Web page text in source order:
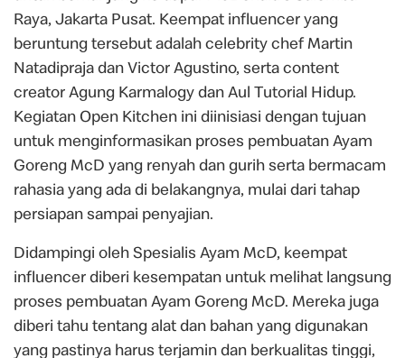
Raya, Jakarta Pusat. Keempat influencer yang
beruntung tersebut adalah celebrity chef Martin
Natadipraja dan Victor Agustino, serta content
creator Agung Karmalogy dan Aul Tutorial Hidup.
Kegiatan Open Kitchen ini diinisiasi dengan tujuan
untuk menginformasikan proses pembuatan Ayam
Goreng McD yang renyah dan gurih serta bermacam
rahasia yang ada di belakangnya, mulai dari tahap
persiapan sampai penyajian.
Didampingi oleh Spesialis Ayam McD, keempat
influencer diberi kesempatan untuk melihat langsung
proses pembuatan Ayam Goreng McD. Mereka juga
diberi tahu tentang alat dan bahan yang digunakan
yang pastinya harus terjamin dan berkualitas tinggi,